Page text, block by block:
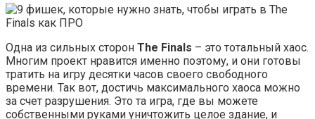
Одна из сильных сторон The Finals – это тотальный хаос.
Многим проект нравится именно поэтому, и они готовы
тратить на игру десятки часов своего свободного
времени. Так вот, достичь максимального хаоса можно
за счет разрушения. Это та игра, где вы можете
собственными руками уничтожить целое здание, и